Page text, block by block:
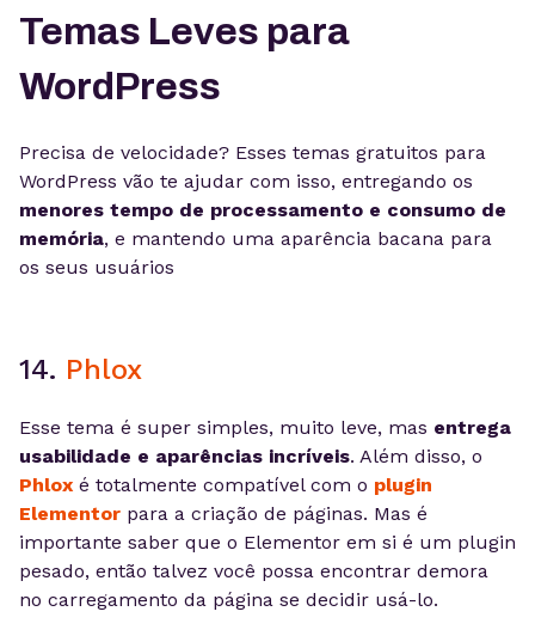
Temas Leves para
WordPress
Precisa de velocidade? Esses temas gratuitos para
WordPress vão te ajudar com isso, entregando os
menores tempo de processamento e consumo de
memória, e mantendo uma aparência bacana para
os seus usuários
14. Phlox
Esse tema é super simples, muito leve, mas entrega
usabilidade e aparências incríveis. Além disso, o
Phlox é totalmente compatível com o plugin
Elementor para a criação de páginas. Mas é
importante saber que o Elementor em si é um plugin
pesado, então talvez você possa encontrar demora
no carregamento da página se decidir usá-lo.